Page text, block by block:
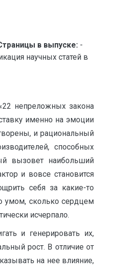
в выпуске: -
научных статей в
непреложных закона
именно на эмоции
и рациональный
способных
вызовет наибольший
и вовсе становится
себя за какие-то
умом, сколько сердцем
исчерпало.
и генерировать их,
рост. В отличие от
на нее влияние,